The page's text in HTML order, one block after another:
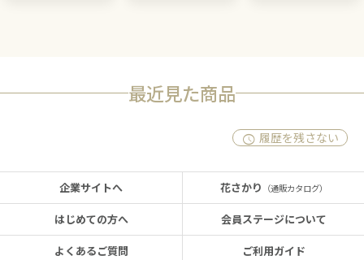
最近見た商品
履歴を残さない
企業サイトへ
はじめての方へ
よくあるご質問
花さかり （通販カタログ）
会員ステージについて
ご利用ガイド